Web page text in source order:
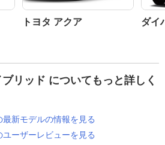
トヨタ アクア ダイ
リッド についてもっと詳しく
新モデルの情報を見る
ーザーレビューを見る